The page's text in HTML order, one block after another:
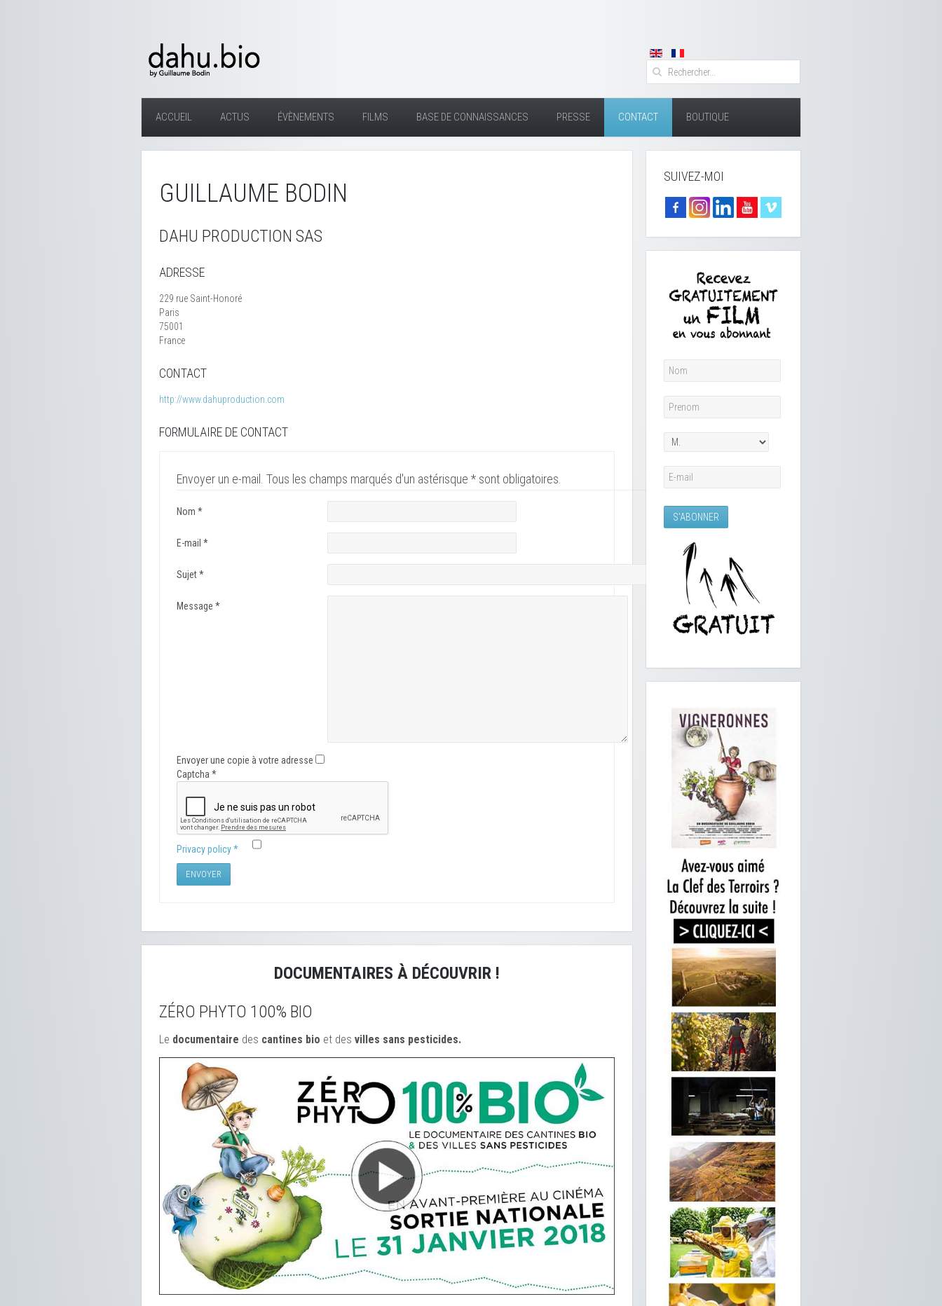
ACCUEIL ACTUS ÉVÈNEMENTS FILMS BASE DE CONNAISSANCES PRESSE CONTACT BOUTIQUE
GUILLAUME BODIN
DAHU PRODUCTION SAS
ADRESSE
229 rue Saint-Honoré
Paris
75001
France
CONTACT
http://www.dahuproduction.com
FORMULAIRE DE CONTACT
Envoyer un e-mail. Tous les champs marqués d'un astérisque * sont obligatoires.
Nom *
E-mail *
Sujet*
Message *
Envoyer une copie à votre adresse
Captcha *
Privacy policy*
ENVOYER
DOCUMENTAIRES À DÉCOUVRIR !
ZÉRO PHYTO 100% BIO
Le documentaire des cantines bio et des villes sans pesticides.
SUIVEZ-MOI